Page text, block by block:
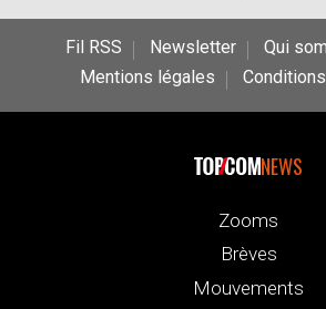
Fil RSS Newsletter
Qui
Mentions légales
NEWS
Zooms
Brèves
Mouvements